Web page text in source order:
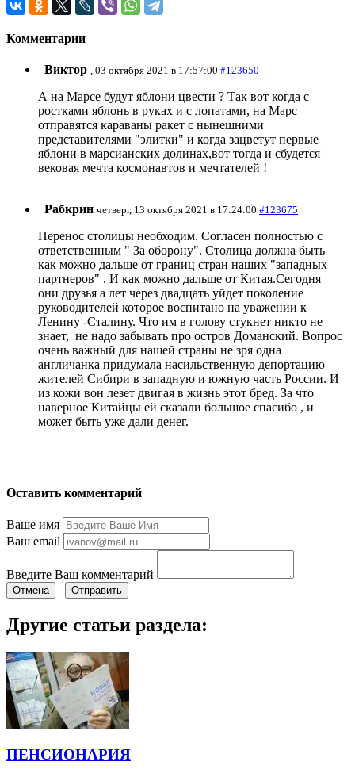
Комментарии
Виктор , 03 октября 2021 в 17:57:00 #123650
А на Марсе будут яблони цвести ? Так вот когда с
ростками яблонь в руках и с лопатами, на Марс
отправятся караваны ракет с нынешними
представителями "элитки" и когда зацветут первые
яблони в марсианских долинах,вот тогда и сбудется
вековая мечта космонавтов и мечтателей !
Рабкрин четверг, 13 октября 2021 в 17:24:00 #123675
Перенос столицы необходим. Согласен полностью с
ответственным " За оборону". Столица должна быть
как можно дальше от границ стран наших "западных
партнеров" . И как можно дальше от Китая.Сегодня
они друзья а лет через двадцать уйдет поколение
руководителей которое воспитано на уважении к
Ленину -Сталину. Что им в голову стукнет никто не
знает, не надо забывать про остров Доманский. Вопрос
очень важный для нашей страны не зря одна
англичанка придумала насильственную депортацию
жителей Сибири в западную и южную часть России. И
из кожи вон лезет двигая в жизнь этот бред. За что
наверное Китайцы ей сказали большое спасибо , и
может быть уже дали денег.
Оставить комментарий
Ваше имя
Ваш email
Введите Ваш комментарий
Отмена Отправить
Другие статьи раздела:
ПЕНСИОНАРИЯ